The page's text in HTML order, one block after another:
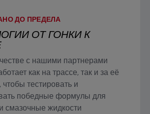
ДО ПРЕДЕЛА
ОТ ГОНКИ К
с нашими партнерами
как на трассе, так и за её
тестировать и
победные формулы для
смазочные жидкости